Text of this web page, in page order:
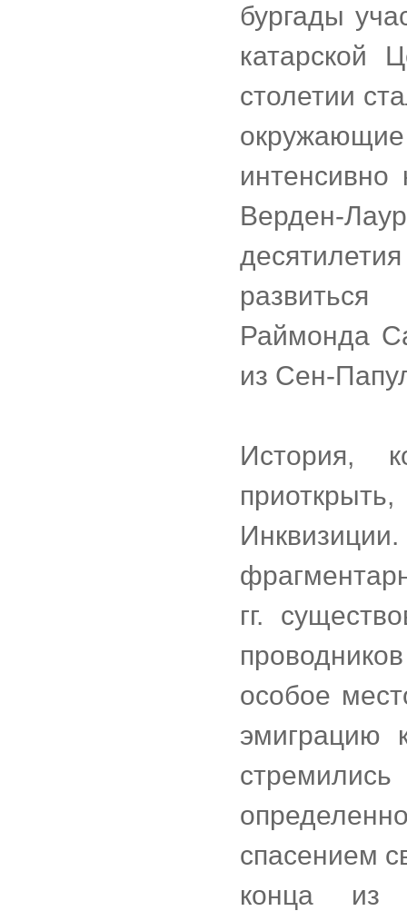
бургады
катарской
столетии
интенсивно
Верден-
Раймонда
из Сен-
История,
гг.
особое
эмиграцию
спасением
конца из